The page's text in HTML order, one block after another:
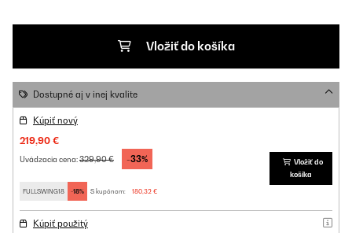
Vložiť do košíka
Dostupné aj v inej kvalite
Kúpiť nový
219,90 €
Uvádzacia cena:329,90 € -33%
FULLSWING18 -18% S kupónom: 180,32 €
Vložiť do
košíka
Kúpiť použitý